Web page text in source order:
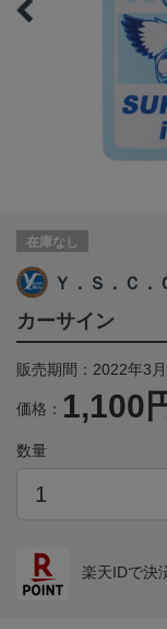
在庫なし
Ｙ．Ｓ．Ｃ．
カーサイン
販売期間：2022年3
価格： 1,100
数量
楽天IDで決